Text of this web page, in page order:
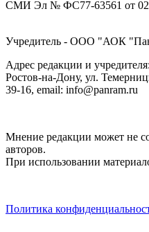
СМИ Эл № ФС77-63561 от 02
Учредитель - ООО "АОК
Адрес редакции и
Ростов-на-Дону, ул.
39-16, email: info@panram.ru
Мнение редакции может не
авторов.
При использовании
Политика